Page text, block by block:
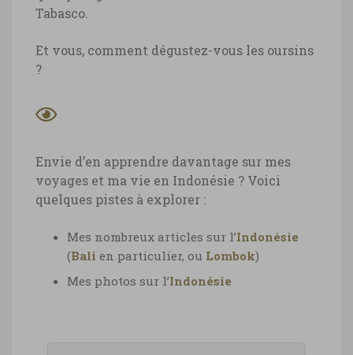
Tabasco.
Et vous, comment dégustez-vous les oursins
?
Envie d’en apprendre davantage sur mes
voyages et ma vie en Indonésie ? Voici
quelques pistes à explorer :
Mes nombreux articles sur l’Indonésie
(Bali en particulier, ou Lombok)
Mes photos sur l’Indonésie